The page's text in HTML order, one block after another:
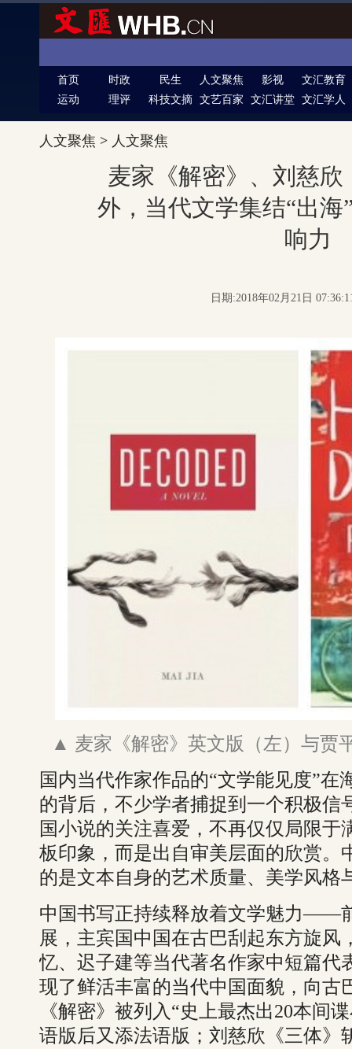
首页 时政 民生 人文聚焦 影视
文汇教育
运动
理评 科技文摘 文艺百家 文汇讲堂 文汇学人
人文聚焦 > 人文聚焦
麦家《解密》、刘慈
外，当代文学集结“出
响力
日期:2018年02月21日
▲ 麦家《解密》英文版（左）与贾
国内当代作家作品的“文学能见度”在
的背后，不少学者捕捉到一个积极信
国小说的关注喜爱，不再仅仅局限于
板印象，而是出自审美层面的欣赏。
的是文本自身的艺术质量、美学风格
中国书写正持续释放着文学魅力——
展，主宾国中国在古巴刮起东方旋风
忆、迟子建等当代著名作家中短篇代
现了鲜活丰富的当代中国面貌，向古
《解密》被列入“史上最杰出20本间
语版后又添法语版；刘慈欣《三体》